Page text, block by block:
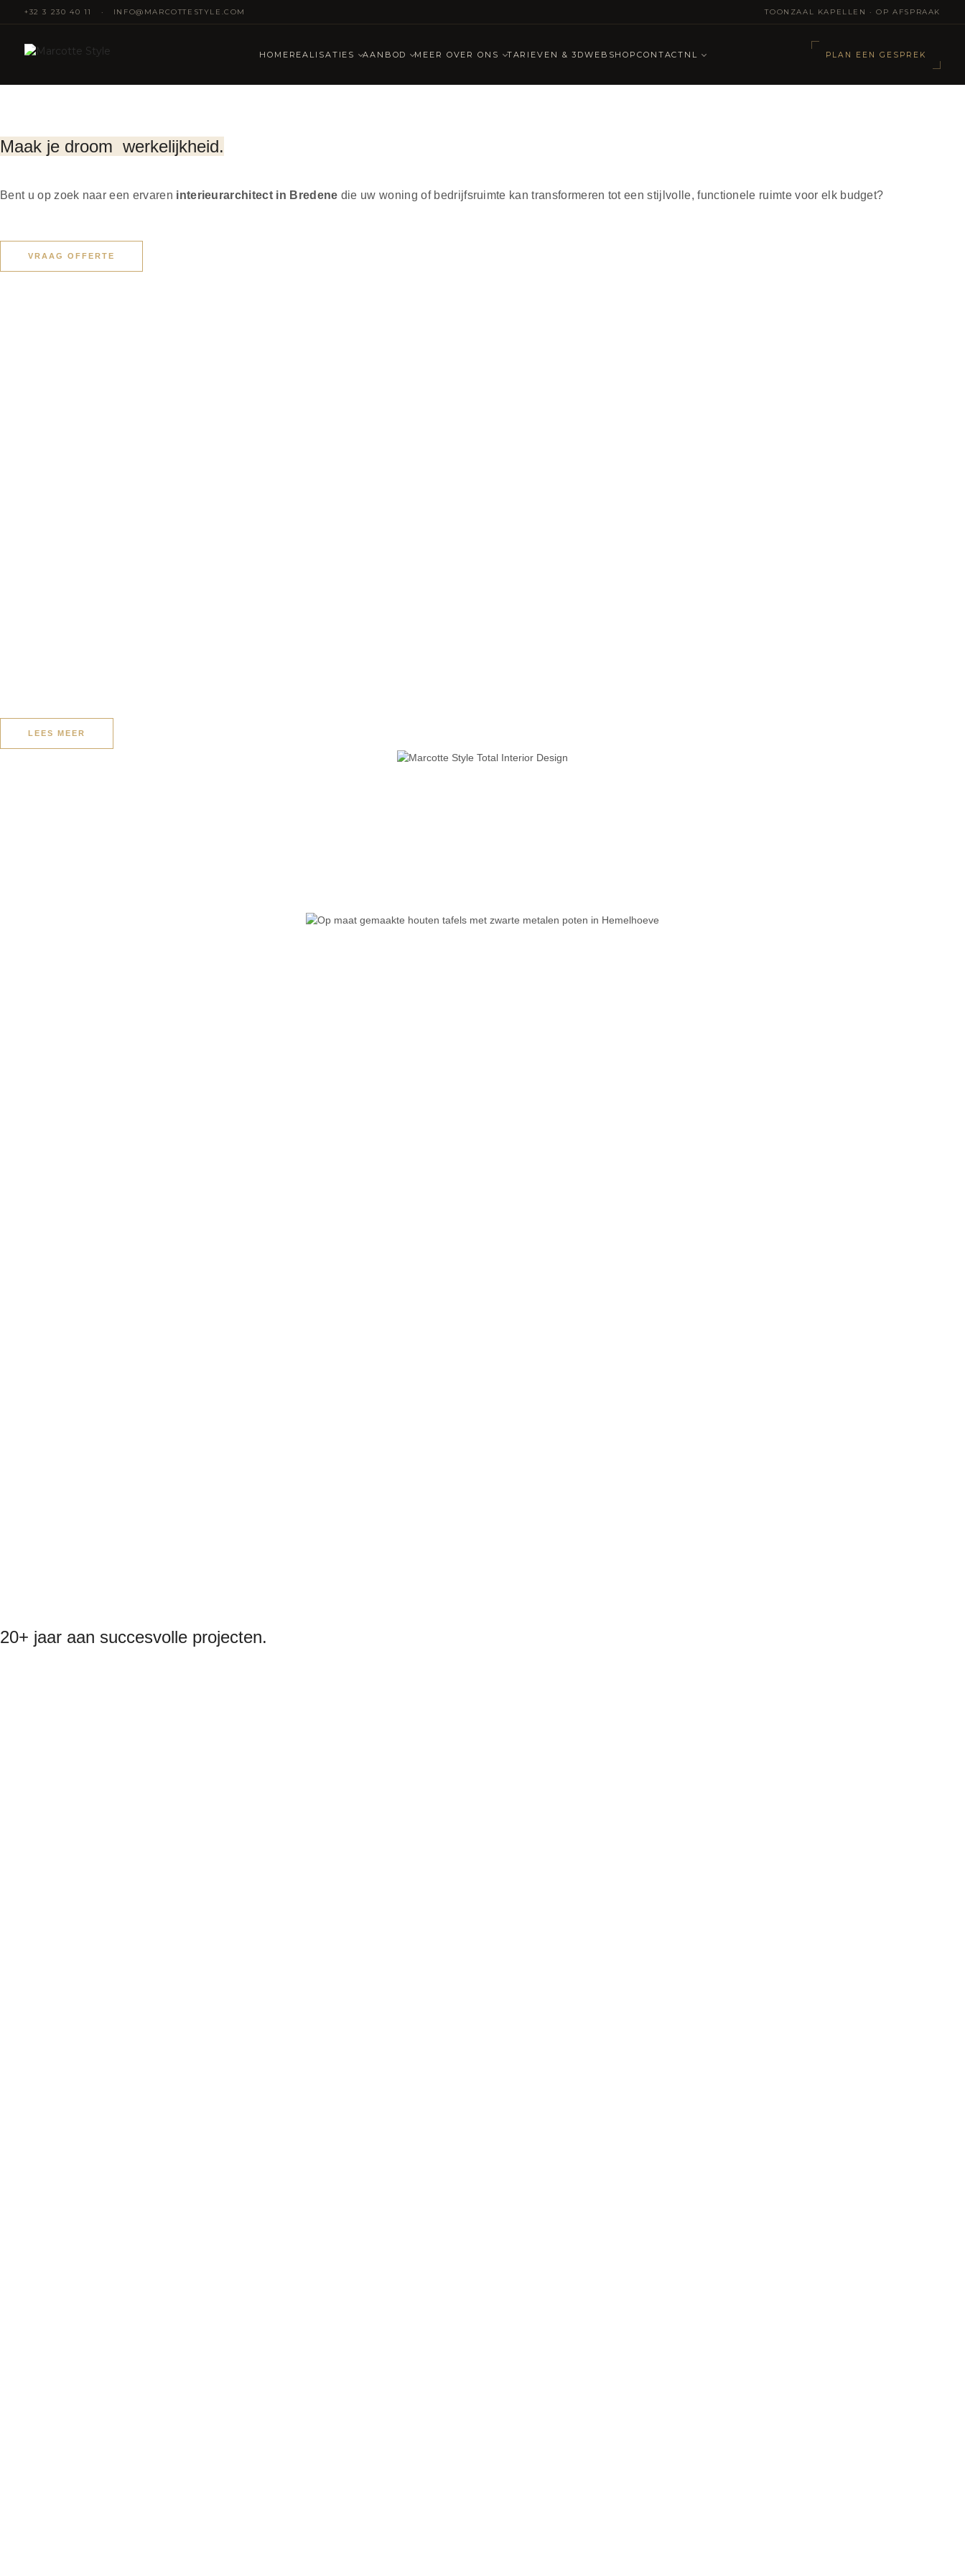
+32 3 230 40 11 · INFO@MARCOTTESTYLE.COM TOONZAAL KAPELLEN · OP AFSPRAAK
HOME REALISATIES AANBOD MEER OVER ONS TARIEVEN & 3DWEBSHOPCONTACT NL PLAN EEN GESPREK
Maak je droom werkelijkheid.
Bent u op zoek naar een ervaren interieurarchitect in Bredene die uw woning of bedrijfsruimte kan transformeren tot een stijlvolle, functionele ruimte voor elk budget?
VRAAG OFFERTE
LEES MEER
20+ jaar aan succesvolle projecten.